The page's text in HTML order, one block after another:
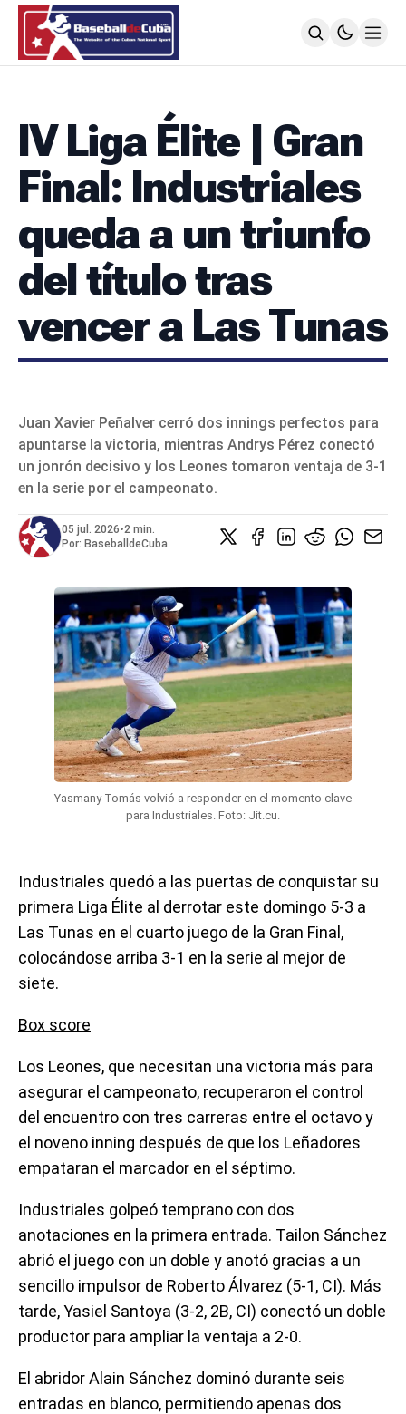
MLB
TODOS LOS JUEGOS
SIGUIENDO A LOS CUBANOS
NOTICIAS
CALENDARIO
POSICIONES
POSTEMPORADA
SERIES NACIONALES
EVENTOS INTERNACIONALES
CLÁSICO MUNDIAL DE BÉISBOL 2026
BÉISBOL INTERNACIONAL
SUSCRIBIR
IV Liga Élite | Gran
Final: Industriales
queda a un triunfo
del título tras
vencer a Las Tunas
Juan Xavier Peñalver cerró dos innings perfectos para
apuntarse la victoria, mientras Andrys Pérez conectó
un jonrón decisivo y los Leones tomaron ventaja de 3-1
en la serie por el campeonato.
05 jul. 2026•2 min.
Por: BaseballdeCuba
Yasmany Tomás volvió a responder en el momento clave
para Industriales. Foto: Jit.cu.
Industriales quedó a las puertas de conquistar su
primera Liga Élite al derrotar este domingo 5-3 a
Las Tunas en el cuarto juego de la Gran Final,
colocándose arriba 3-1 en la serie al mejor de
siete.
Box score
Los Leones, que necesitan una victoria más para
asegurar el campeonato, recuperaron el control
del encuentro con tres carreras entre el octavo y
el noveno inning después de que los Leñadores
empataran el marcador en el séptimo.
Industriales golpeó temprano con dos
anotaciones en la primera entrada. Tailon Sánchez
abrió el juego con un doble y anotó gracias a un
sencillo impulsor de Roberto Álvarez (5-1, CI). Más
tarde, Yasiel Santoya (3-2, 2B, CI) conectó un doble
productor para ampliar la ventaja a 2-0.
El abridor Alain Sánchez dominó durante seis
entradas en blanco, permitiendo apenas dos